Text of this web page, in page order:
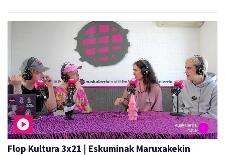
Flop Kultura 3x21 | Eskuminak Maruxakekin